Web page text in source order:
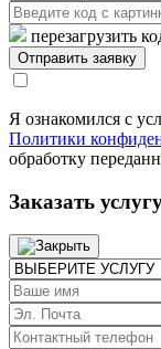
перезагрузить
Я ознакомился с
Политики
обработку
Заказать